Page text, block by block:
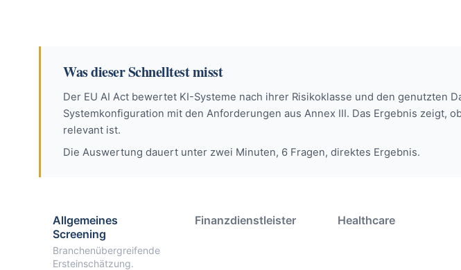
Was dieser Schnelltest misst
Der EU AI Act bewertet KI-Systeme nach ihrer Risikoklasse und den
Systemkonfiguration mit den Anforderungen aus Annex III. Das Ergebnis
relevant ist.
Die Auswertung dauert unter zwei Minuten, 6 Fragen, direktes Ergebnis.
Allgemeines
Screening
Branchenübergreifende
Ersteinschätzung.
Finanzdienstleister Healthcare